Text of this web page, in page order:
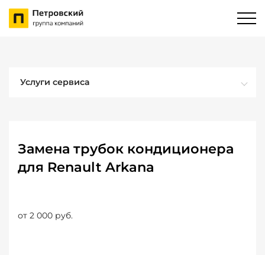
Услуги сервиса
Замена трубок кондиционера
для Renault Arkana
от 2 000 руб.